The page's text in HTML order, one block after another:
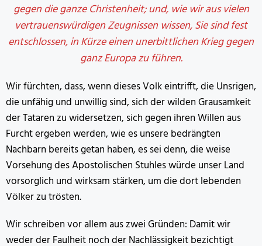
gegen die ganze Christenheit; und, wie wir aus vielen
vertrauenswürdigen Zeugnissen wissen, Sie sind fest
entschlossen, in Kürze einen unerbittlichen Krieg gegen
ganz Europa zu führen.
Wir fürchten, dass, wenn dieses Volk eintrifft, die Unsrigen,
die unfähig und unwillig sind, sich der wilden Grausamkeit
der Tataren zu widersetzen, sich gegen ihren Willen aus
Furcht ergeben werden, wie es unsere bedrängten
Nachbarn bereits getan haben, es sei denn, die weise
Vorsehung des Apostolischen Stuhles würde unser Land
vorsorglich und wirksam stärken, um die dort lebenden
Völker zu trösten.
Wir schreiben vor allem aus zwei Gründen: Damit wir
weder der Faulheit noch der Nachlässigkeit bezichtigt